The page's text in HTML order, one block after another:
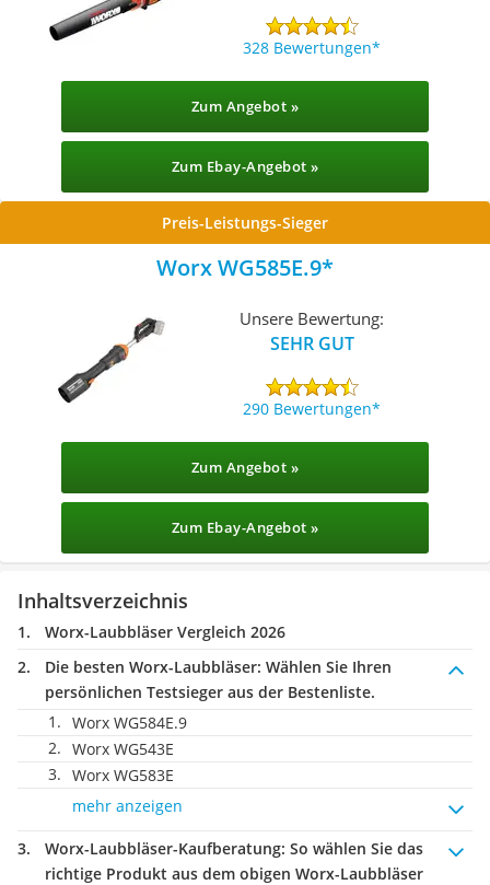
328 Bewertungen
Zum Angebot »
Zum Ebay-Angebot »
Preis-Leistungs-Sieger
Worx ‎WG585E.9
Unsere Bewertung:
SEHR GUT
290 Bewertungen
Zum Angebot »
Zum Ebay-Angebot »
Inhaltsverzeichnis
Worx-Laubbläser Vergleich 2026
Die besten Worx-Laubbläser: Wählen Sie Ihren
persönlichen Testsieger aus der Bestenliste.
Worx WG584E.9
Worx WG543E
Worx WG583E
mehr anzeigen
Worx-Laubbläser-Kaufberatung: So wählen Sie das
richtige Produkt aus dem obigen Worx-Laubbläser